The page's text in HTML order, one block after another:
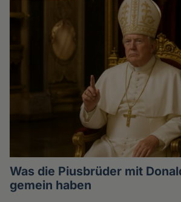
Was die Piusbrüder mit
gemein haben